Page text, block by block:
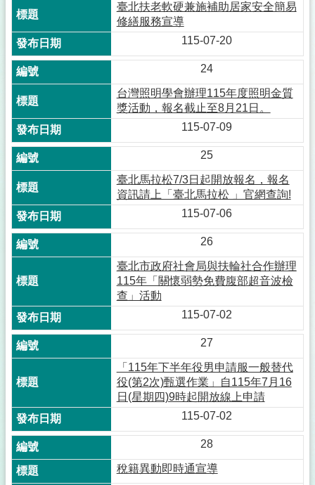
臺北扶老軟硬兼施補助居家安全簡易
修繕服務宣導
115-07-20
24
台灣照明學會辦理115年度照明金質
獎活動，報名截止至8月21日。
115-07-09
25
臺北馬拉松7/3日起開放報名，報名
資訊請上「臺北馬拉松 」官網查詢!
115-07-06
26
臺北市政府社會局與扶輪社合作辦理
115年「關懷弱勢免費腹部超音波檢
查」活動
115-07-02
27
「115年下半年役男申請服一般替代
役(第2次)甄選作業」自115年7月16
日(星期四)9時起開放線上申請
115-07-02
28
稅籍異動即時通宣導